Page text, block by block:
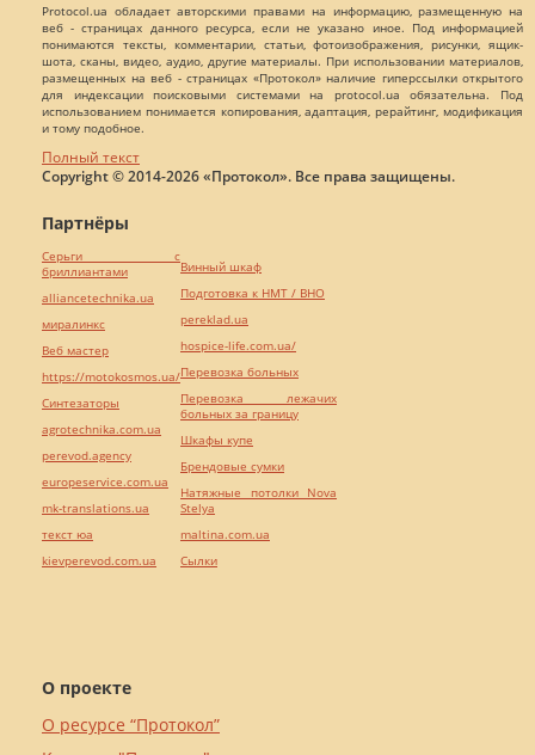
Protocol.ua обладает авторскими правами на информацию, размещенную на
веб - страницах данного ресурса, если не указано иное. Под информацией
понимаются тексты, комментарии, статьи, фотоизображения, рисунки, ящик-
шота, сканы, видео, аудио, другие материалы. При использовании материалов,
размещенных на веб - страницах «Протокол» наличие гиперссылки открытого
для индексации поисковыми системами на protocol.ua обязательна. Под
использованием понимается копирования, адаптация, рерайтинг, модификация
и тому подобное.
Полный текст
Copyright © 2014-2026 «Протокол». Все права защищены.
О проекте
О ресурсе “Протокол”
Партнёры
Серьги с
бриллиантами
alliancetechnika.ua
миралинкс
Веб мастер
https://motokosmos.ua/
Синтезаторы
agrotechnika.com.ua
perevod.agency
europeservice.com.ua
mk-translations.ua
текст юа
kievperevod.com.ua
Винный шкаф
Подготовка к НМТ / ВНО
pereklad.ua
hospice-life.com.ua/
Перевозка больных
Перевозка лежачих
больных за границу
Шкафы купе
Брендовые сумки
Натяжные потолки Nova
Stelya
maltina.com.ua
Cылки